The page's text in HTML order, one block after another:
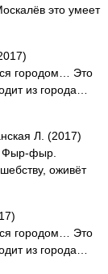
это умеет
городом… Это
из города…
Л. (2017)
Фыр-фыр.
оживёт
городом… Это
из города…